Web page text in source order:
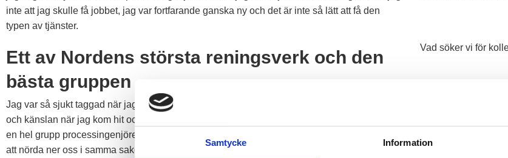
Samtycke Information
inte att jag skulle få jobbet, jag var fortfarande ganska ny och det är inte så lätt att få den
typen av tjänster.
Ett av Nordens största reningsverk och den
bästa gruppen
Jag var så sjukt taggad när jag började på Gryaab! Det är ett av Nordens största reningsverk
och känslan när jag kom hit och såg anläggningen kommer jag alltid komma ihåg. Att få vara
en hel grupp processingenjörer med massor av kunskap är en av de bästa sakerna. Vi gillar
att nörda ner oss i samma saker och det finns en stor entusiasm. Jag älskar verkligen min
Vad söker vi för